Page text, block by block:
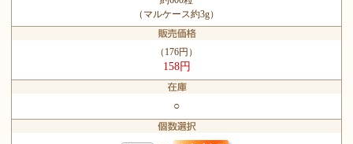
（マルケース約3g）
（176円）
158円
○